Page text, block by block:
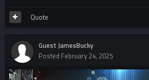
Quote
Guest JamesBucky
Posted February 24, 2025